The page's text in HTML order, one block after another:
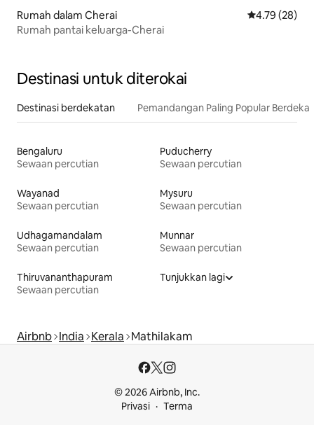
Rumah dalam Cherai Penarafan
4.79 (28)
Rumah pantai keluarga-Cherai
Destinasi untuk diterokai
Destinasi berdekatan Pemandangan Paling Popular
Bengaluru
Sewaan percutian
Puducherry
Sewaan percutian
Wayanad
Sewaan percutian
Mysuru
Sewaan percutian
Udhagamandalam
Sewaan percutian
Munnar
Sewaan percutian
Thiruvananthapuram
Sewaan percutian
Tunjukkan lagi
Airbnb India Kerala Mathilakam
© 2026 Airbnb, Inc.
Privasi
Terma